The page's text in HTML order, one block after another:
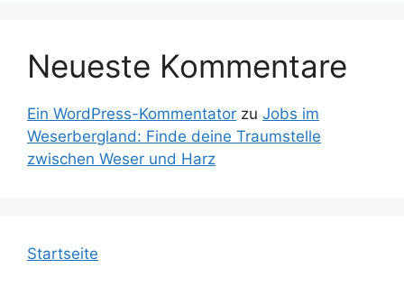
Neueste Kommentare
Ein WordPress-Kommentator zu Jobs im
Weserbergland: Finde deine Traumstelle
zwischen Weser und Harz
Startseite